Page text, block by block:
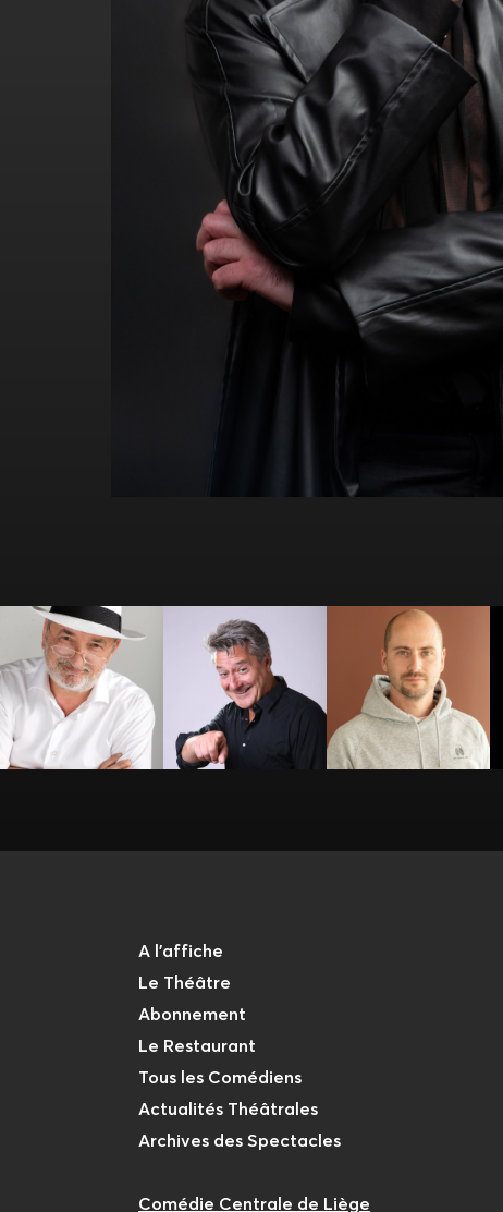
Antoine Beauville
Antoine
Vandenberghe
Arthur Loisel
A l'affiche
Le Théâtre
Abonnement
Le Restaurant
Tous les Comédiens
Actualités Théâtrales
Archives des Spectacles
Comédie Centrale de Liège